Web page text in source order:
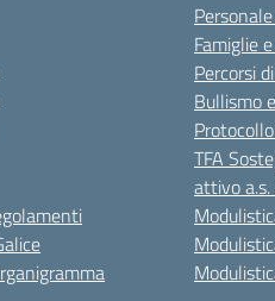
Famiglie
Percorsi
Bullismo
TFA
attivo